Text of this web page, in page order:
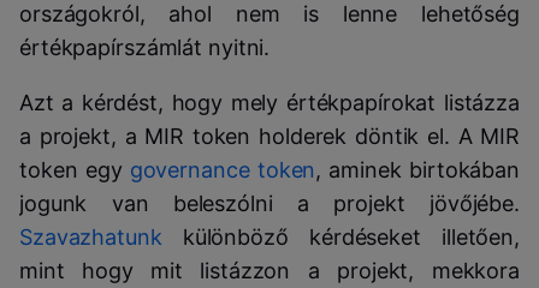
országokról, ahol nem is lenne lehetőség
értékpapírszámlát nyitni.
Azt a kérdést, hogy mely értékpapírokat listázza
a projekt, a MIR token holderek döntik el. A MIR
token egy governance token, aminek birtokában
jogunk van beleszólni a projekt jövőjébe.
Szavazhatunk különböző kérdéseket illetően,
mint hogy mit listázzon a projekt, mekkora